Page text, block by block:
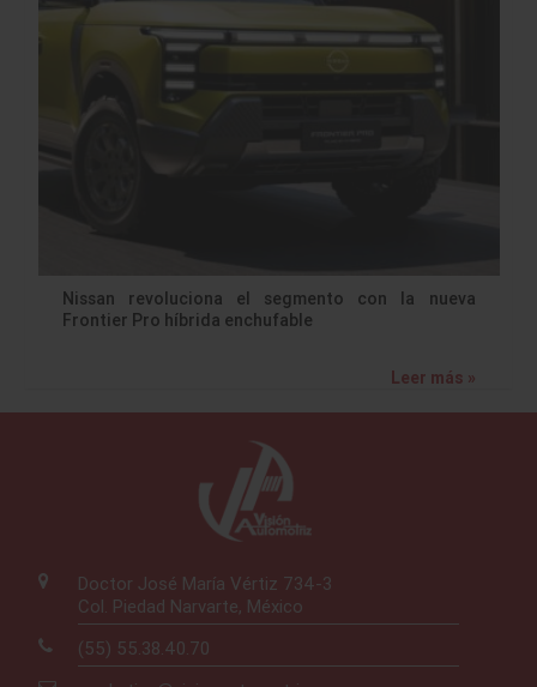
Nissan revoluciona el segmento con la nueva
Frontier Pro híbrida enchufable
Leer más »
Doctor José María Vértiz 734-3
Col. Piedad Narvarte, México
(55) 55.38.40.70